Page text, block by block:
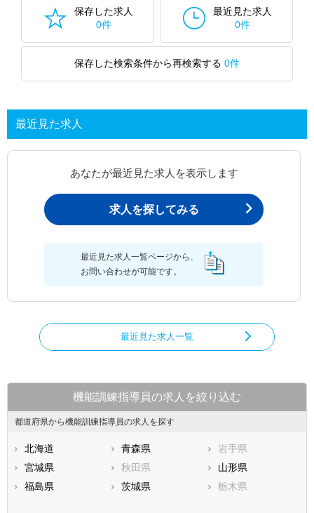
保存した求人
0件
最近見た求人
0件
保存した検索条件から再検索する 0件
最近見た求人
あなたが最近見た求人を表示します
求人を探してみる
最近見た求人一覧ページから、
お問い合わせが可能です。
最近見た求人一覧
機能訓練指導員の求人を絞り込む
都道府県から機能訓練指導員の求人を探す
北海道 青森県
岩手県
宮城県
秋田県
山形県
福島県
茨城県
栃木県